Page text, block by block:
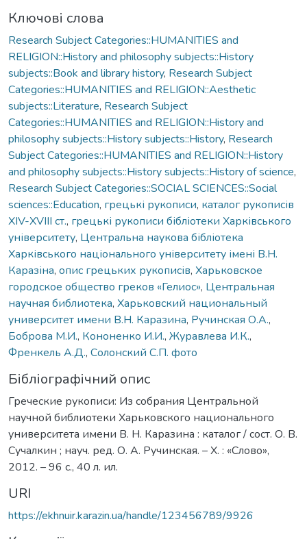
Ключові слова
Research Subject Categories::HUMANITIES and
RELIGION::History and philosophy subjects::History
subjects::Book and library history, Research Subject
Categories::HUMANITIES and RELIGION::Aesthetic
subjects::Literature, Research Subject
Categories::HUMANITIES and RELIGION::History and
philosophy subjects::History subjects::History, Research
Subject Categories::HUMANITIES and RELIGION::History
and philosophy subjects::History subjects::History of science,
Research Subject Categories::SOCIAL SCIENCES::Social
sciences::Education, грецькі рукописи, каталог рукописів
XIV-XVIII ст., грецькі рукописи бібліотеки Харківського
університету, Центральна наукова бібліотека
Харківського національного університету імені В.Н.
Каразіна, опис грецьких рукописів, Харьковское
городское общество греков «Гелиос», Центральная
научная библиотека, Харьковский национальный
университет имени В.Н. Каразина, Ручинская О.А.,
Боброва М.И., Кононенко И.И., Журавлева И.К.,
Френкель А.Д., Солонский С.П. фото
Бібліографічний опис
Греческие рукописи: Из собрания Центральной
научной библиотеки Харьковского национального
университета имени В. Н. Каразина : каталог / сост. О. В.
Сучалкин ; науч. ред. О. А. Ручинская. – Х. : «Слово»,
2012. – 96 с., 40 л. ил.
URI
https://ekhnuir.karazin.ua/handle/123456789/9926